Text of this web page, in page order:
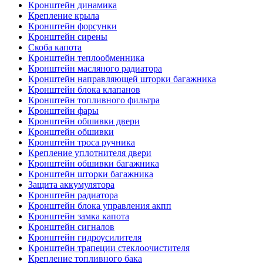
Кронштейн динамика
Крепление крыла
Кронштейн форсунки
Кронштейн сирены
Скоба капота
Кронштейн теплообменника
Кронштейн масляного радиатора
Кронштейн направляющей шторки багажника
Кронштейн блока клапанов
Кронштейн топливного фильтра
Кронштейн фары
Кронштейн обшивки двери
Кронштейн обшивки
Кронштейн троса ручника
Крепление уплотнителя двери
Кронштейн обшивки багажника
Кронштейн шторки багажника
Защита аккумулятора
Кронштейн радиатора
Кронштейн блока управления акпп
Кронштейн замка капота
Кронштейн сигналов
Кронштейн гидроусилителя
Кронштейн трапеции стеклоочистителя
Крепление топливного бака